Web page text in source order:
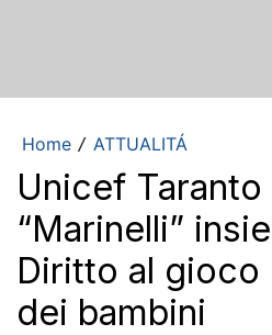
Home / ATTUALITÁ
Unicef Taranto
“Marinelli”
Diritto al gioco
dei bambini